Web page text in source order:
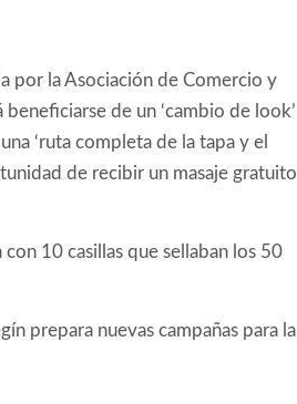
por la Asociación de Comercio y
de un ‘cambio de look’
‘ruta completa de la tapa y el
de recibir un masaje gratuito
10 casillas que sellaban los 50
prepara nuevas campañas para la